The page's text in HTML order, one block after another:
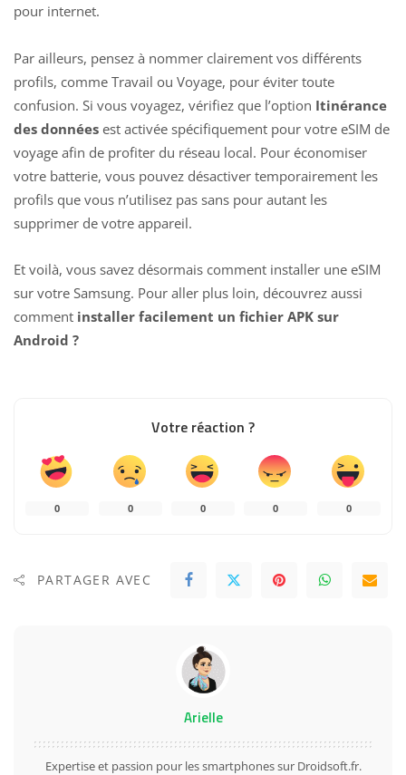
pour internet.
Par ailleurs, pensez à nommer clairement vos différents
profils, comme Travail ou Voyage, pour éviter toute
confusion. Si vous voyagez, vérifiez que l’option Itinérance
des données est activée spécifiquement pour votre eSIM de
voyage afin de profiter du réseau local. Pour économiser
votre batterie, vous pouvez désactiver temporairement les
profils que vous n’utilisez pas sans pour autant les
supprimer de votre appareil.
Et voilà, vous savez désormais comment installer une eSIM
sur votre Samsung. Pour aller plus loin, découvrez aussi
comment installer facilement un fichier APK sur
Android ?
Votre réaction ?
0 0 0 0 0
PARTAGER AVEC
Arielle
Expertise et passion pour les smartphones sur Droidsoft.fr.